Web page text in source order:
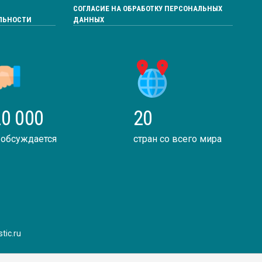
СОГЛАСИЕ НА ОБРАБОТКУ ПЕРСОНАЛЬНЫХ
ДАННЫХ
000 20
стран со всего мира